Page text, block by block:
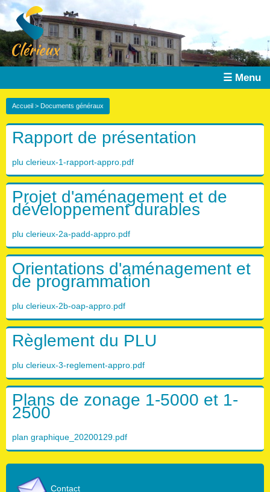
☰ Menu
Accueil > Documents généraux
Rapport de présentation
plu clerieux-1-rapport-appro.pdf
Projet d'aménagement et de
développement durables
plu clerieux-2a-padd-appro.pdf
Orientations d'aménagement et
de programmation
plu clerieux-2b-oap-appro.pdf
Règlement du PLU
plu clerieux-3-reglement-appro.pdf
Plans de zonage 1-5000 et 1-
2500
plan graphique_20200129.pdf
Contact